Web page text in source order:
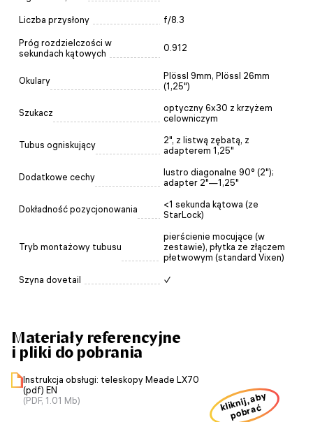
Liczba przysłony f/8.3
Próg rozdzielczości w
sekundach kątowych
0.912
Okulary
Plössl 9mm, Plössl 26mm
(1,25")
Szukacz
optyczny 6x30 z krzyżem
celowniczym
Tubus ogniskujący
2", z listwą zębatą, z
adapterem 1,25"
Dodatkowe cechy
lustro diagonalne 90° (2");
adapter 2"—1,25"
Dokładność pozycjonowania
<1 sekunda kątowa (ze
StarLock)
Tryb montażowy tubusu
pierścienie mocujące (w
zestawie), płytka ze złączem
płetwowym (standard Vixen)
Szyna dovetail ✓
Materiały referencyjne
i pliki do pobrania
Instrukcja obsługi: teleskopy Meade LX70
(pdf) EN
(PDF, 1.01 Mb)
kliknij, aby
pobrać